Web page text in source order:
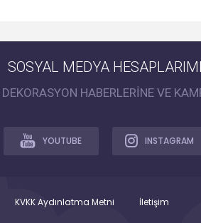
SOSYAL MEDYA
DEKORASYON HABERLERİNE VE
YOUTUBE INSTAGRAM
KVKK Aydınlatma Metni İletişim